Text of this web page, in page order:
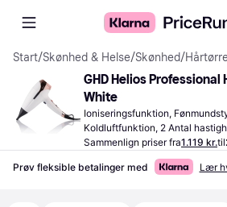
Start/Skønhed & Helse/Skønhed/
GHD Helios Professional
White
Ioniseringsfunktion,
Koldluftfunktion, 2 Antal
Sammenlign priser fra1.119 kr.til
Prøv fleksible betalinger med Lær